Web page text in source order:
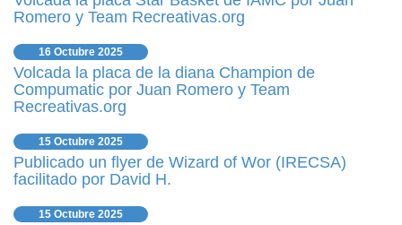
Romero y Team Recreativas.org
16 Octubre 2025
Volcada la placa de la diana Champion de
Compumatic por Juan Romero y Team
Recreativas.org
15 Octubre 2025
Publicado un flyer de Wizard of Wor (IRECSA)
facilitado por David H.
15 Octubre 2025